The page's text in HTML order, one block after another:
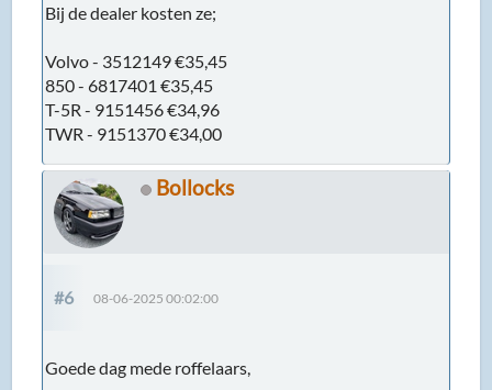
Bij de dealer kosten ze;
Volvo - 3512149 €35,45
850 - 6817401 €35,45
T-5R - 9151456 €34,96
TWR - 9151370 €34,00
Bollocks
#6 08-06-2025 00:02:00
Goede dag mede roffelaars,